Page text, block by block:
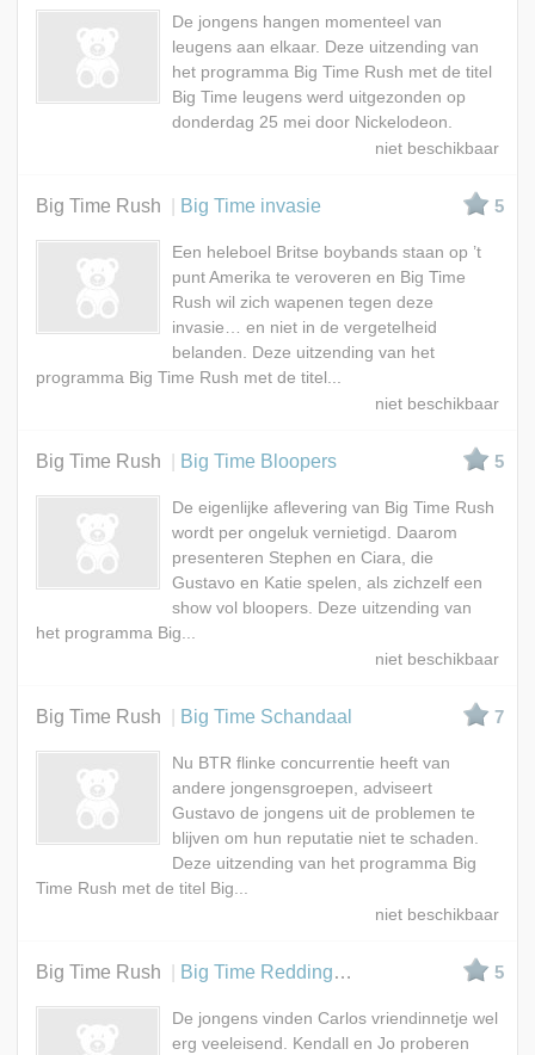
De jongens hangen momenteel van
leugens aan elkaar. Deze uitzending van
het programma Big Time Rush met de titel
Big Time leugens werd uitgezonden op
donderdag 25 mei door Nickelodeon.
Big Time Rush Big Time invasie 5
Een heleboel Britse boybands staan op ’t
punt Amerika te veroveren en Big Time
Rush wil zich wapenen tegen deze
invasie… en niet in de vergetelheid
belanden. Deze uitzending van het
programma Big Time Rush met de titel...
Big Time Rush Big Time Bloopers 5
De eigenlijke aflevering van Big Time Rush
wordt per ongeluk vernietigd. Daarom
presenteren Stephen en Ciara, die
Gustavo en Katie spelen, als zichzelf een
show vol bloopers. Deze uitzending van
het programma Big...
Big Time Rush Big Time Schandaal 7
Nu BTR flinke concurrentie heeft van
andere jongensgroepen, adviseert
Gustavo de jongens uit de problemen te
blijven om hun reputatie niet te schaden.
Deze uitzending van het programma Big
Time Rush met de titel Big...
Big Time Rush Big Time Reddingsactie 5
De jongens vinden Carlos vriendinnetje wel
erg veeleisend. Kendall en Jo proberen